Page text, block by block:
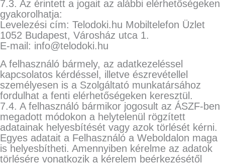
7.3. Az érintett a jogait az alábbi elérhetőségeken
gyakorolhatja:
Levelezési cím: Telodoki.hu Mobiltelefon Üzlet
1052 Budapest, Városház utca 1.
E-mail: info@telodoki.hu
A felhasználó bármely, az adatkezeléssel
kapcsolatos kérdéssel, illetve észrevétellel
személyesen is a Szolgáltató munkatársához
fordulhat a fenti elérhetőségeken keresztül.
7.4. A felhasználó bármikor jogosult az ÁSZF-ben
megadott módokon a helytelenül rögzített
adatainak helyesbítését vagy azok törlését kérni.
Egyes adatait a Felhasználó a Weboldalon maga
is helyesbítheti. Amennyiben kérelme az adatok
törlésére vonatkozik a kérelem beérkezésétől